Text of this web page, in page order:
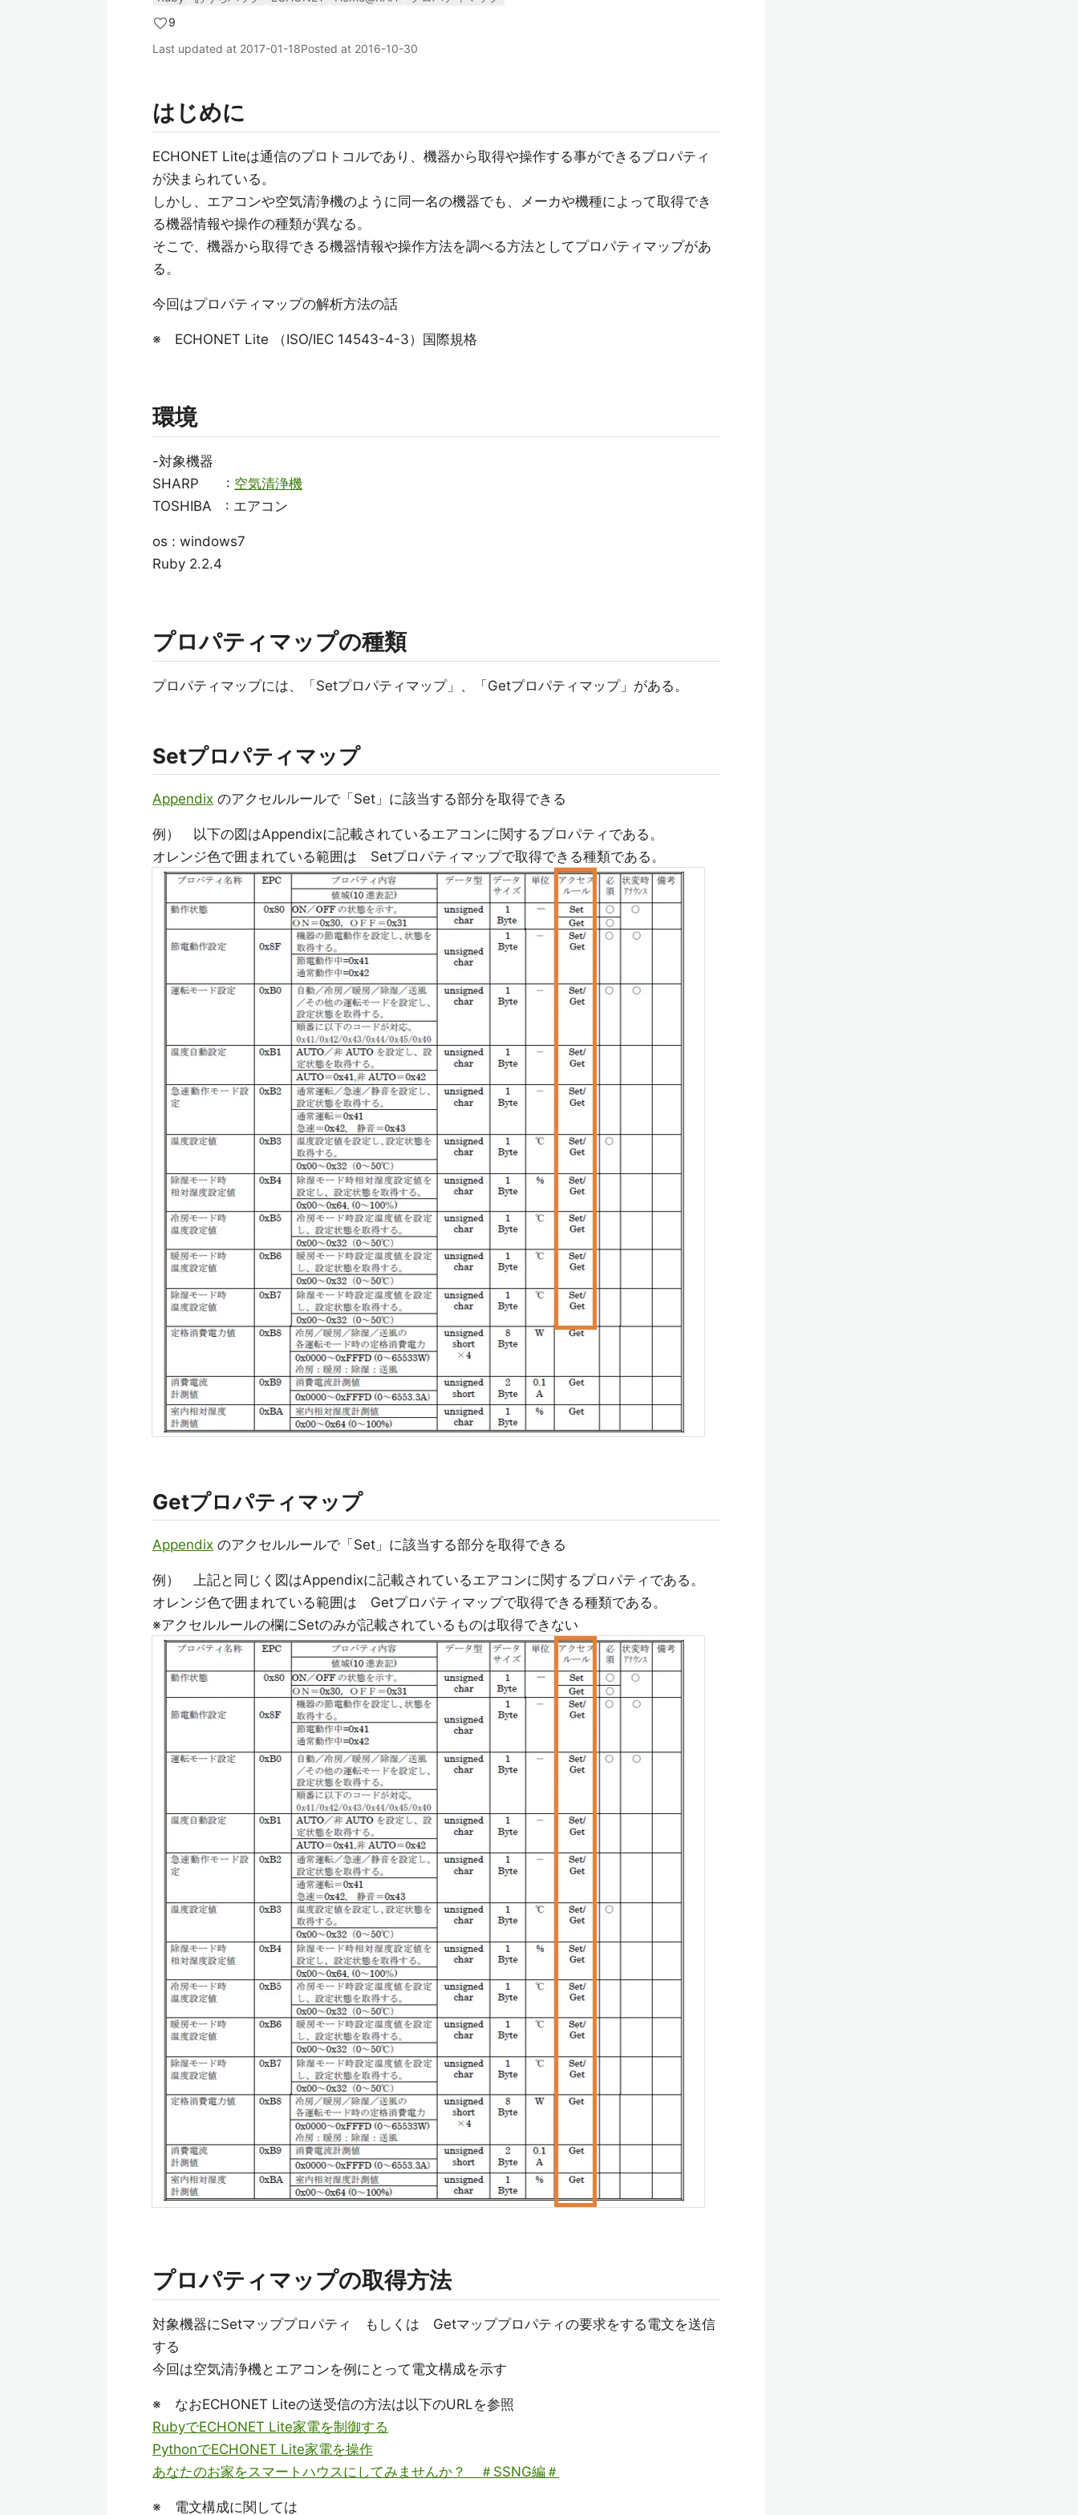
9
Last updated at 2017-01-18Posted at 2016-10-30
はじめに
ECHONET Liteは通信のプロトコルであり、機器から取得や操作する事ができるプロパティ
が決まられている。
しかし、エアコンや空気清浄機のように同一名の機器でも、メーカや機種によって取得でき
る機器情報や操作の種類が異なる。
そこで、機器から取得できる機器情報や操作方法を調べる方法としてプロパティマップがあ
る。
今回はプロパティマップの解析方法の話
※ ECHONET Lite （ISO/IEC 14543-4-3）国際規格
環境
-対象機器
SHARP : 空気清浄機
TOSHIBA : エアコン
os : windows7
Ruby 2.2.4
プロパティマップの種類
プロパティマップには、「Setプロパティマップ」、「Getプロパティマップ」がある。
Setプロパティマップ
Appendix のアクセルルールで「Set」に該当する部分を取得できる
例） 以下の図はAppendixに記載されているエアコンに関するプロパティである。
オレンジ色で囲まれている範囲は Setプロパティマップで取得できる種類である。
Getプロパティマップ
Appendix のアクセルルールで「Set」に該当する部分を取得できる
例） 上記と同じく図はAppendixに記載されているエアコンに関するプロパティである。
オレンジ色で囲まれている範囲は Getプロパティマップで取得できる種類である。
※アクセルルールの欄にSetのみが記載されているものは取得できない
プロパティマップの取得方法
対象機器にSetマッププロパティ もしくは Getマッププロパティの要求をする電文を送信
する
今回は空気清浄機とエアコンを例にとって電文構成を示す
※ なおECHONET Liteの送受信の方法は以下のURLを参照
RubyでECHONET Lite家電を制御する
PythonでECHONET Lite家電を操作
あなたのお家をスマートハウスにしてみませんか？ ＃SSNG編＃
※ 電文構成に関しては